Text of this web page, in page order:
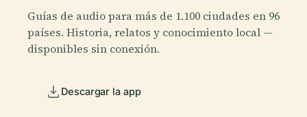
Guías de audio para más de 1.100 ciudades en 96
países. Historia, relatos y conocimiento local —
disponibles sin conexión.
Descargar la app